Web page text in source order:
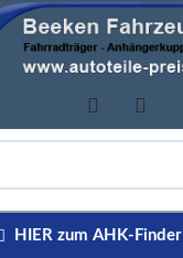
HIER zum AHK-Finder